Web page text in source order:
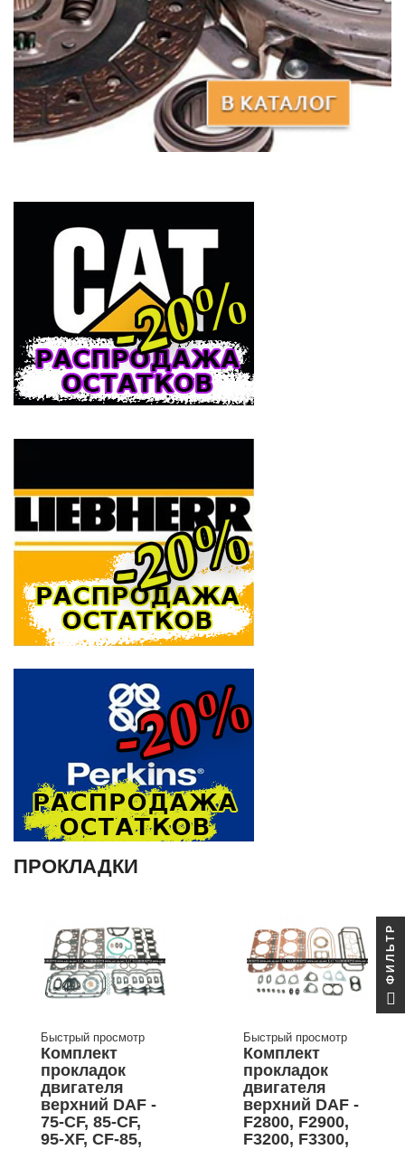
ПРОКЛАДКИ
Быстрый просмотр
Комплект
прокладок
двигателя
верхний DAF -
75-CF, 85-CF,
95-XF, CF-85,
Быстрый просмотр
Комплект
прокладок
двигателя
верхний DAF -
F2800, F2900,
F3200, F3300,
ФИЛЬТР